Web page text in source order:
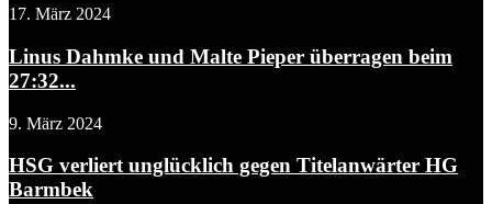
17. März 2024
Linus Dahmke und Malte Pieper überragen beim
27:32...
9. März 2024
HSG verliert unglücklich gegen Titelanwärter HG
Barmbek